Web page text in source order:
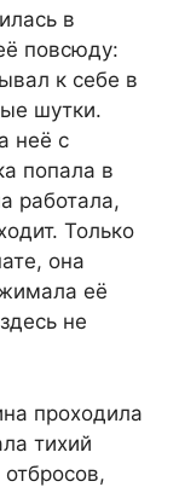
в
повсюду:
к себе в
шутки.
неё с
попала в
работала,
Только
она
её
не
проходила
тихий